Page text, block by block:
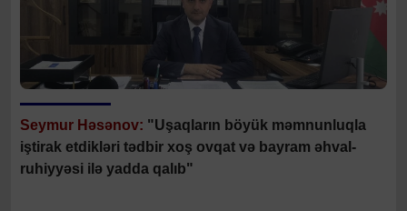
Seymur Həsənov: "Uşaqların böyük məmnunluqla
iştirak etdikləri tədbir xoş ovqat və bayram əhval-
ruhiyyəsi ilə yadda qalıb"